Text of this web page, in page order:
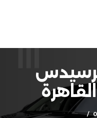
مرسيدس